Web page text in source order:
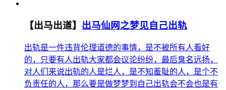
【出马出道】 出马仙网之梦见自己出轨
出轨是一件违背伦理道德的事情，是不被所有人看好
的，只要有人出轨大家都会议论纷纷，最后臭名远扬，
对人们来说出轨的人是烂人，是不知羞耻的人，是个不
负责任的人，那么要是做梦梦到自己出轨会不会也是有